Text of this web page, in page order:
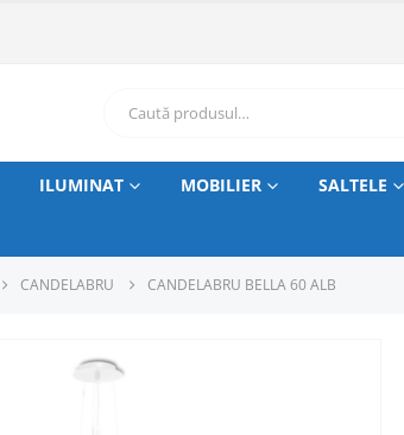
ILUMINAT MOBILIER SALTELE
CANDELABRU CANDELABRU BELLA 60 ALB